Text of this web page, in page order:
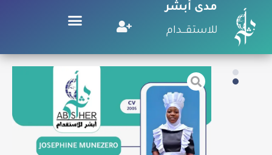
مدى أبشر
للاستقـــدام